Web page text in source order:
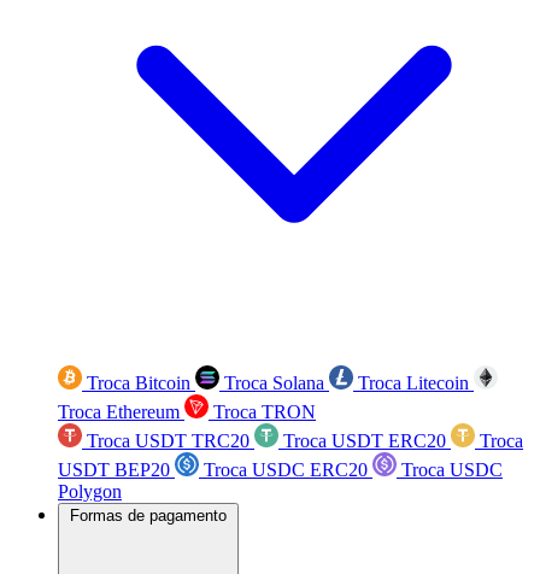
Troca Bitcoin Troca Solana
Troca Litecoin
Troca Ethereum
Troca TRON
Troca USDT TRC20
Troca USDT ERC20
Troca
USDT BEP20
Troca USDC ERC20
Troca USDC
Polygon
Formas de pagamento